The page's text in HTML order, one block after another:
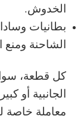
الخدوش.
بطانيات
الشاحنة ومنع
كل قطعة،
الجانبية أو
معاملة خاصة